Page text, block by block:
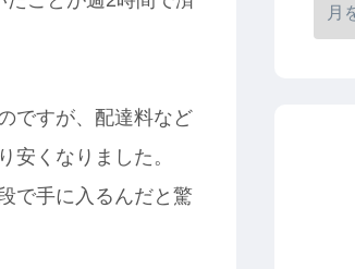
ですが、配達料など
安くなりました。
で手に入るんだと驚